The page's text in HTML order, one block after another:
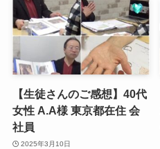
【生徒さんのご感想】40代
女性 A.A様 東京都在住 会
社員
2025年3月10日